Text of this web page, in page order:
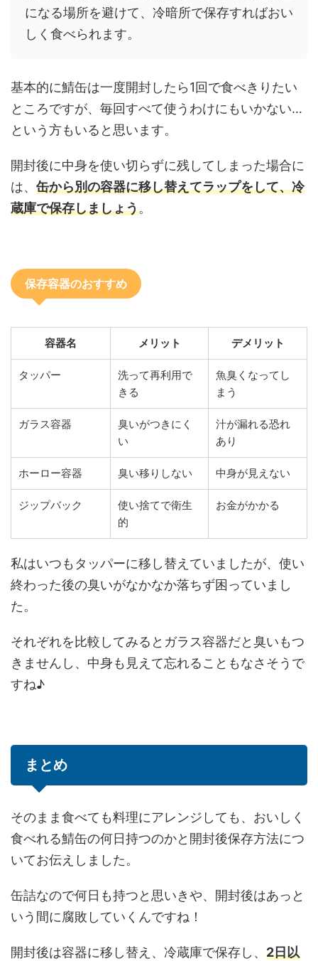
になる場所を避けて、冷暗所で保存すればおい
しく食べられます。
基本的に鯖缶は一度開封したら1回で食べきりたい
ところですが、毎回すべて使うわけにもいかない…
という方もいると思います。
開封後に中身を使い切らずに残してしまった場合に
は、 缶から別の容器に移し替えてラップをして、冷
蔵庫で保存しましょう。
保存容器のおすすめ
容器名 メリット デメリット
タッパー
洗って再利用で
きる
魚臭くなってし
まう
ガラス容器
臭いがつきにく
い
汁が漏れる恐れ
あり
ホーロー容器 臭い移りしない 中身が見えない
ジップバック
使い捨てで衛生
的
お金がかかる
私はいつもタッパーに移し替えていましたが、使い
終わった後の臭いがなかなか落ちず困っていまし
た。
それぞれを比較してみるとガラス容器だと臭いもつ
きませんし、中身も見えて忘れることもなさそうで
すね♪
まとめ
そのまま食べても料理にアレンジしても、おいしく
食べれる鯖缶の何日持つのかと開封後保存方法につ
いてお伝えしました。
缶詰なので何日も持つと思いきや、開封後はあっと
いう間に腐敗していくんですね！
開封後は容器に移し替え、冷蔵庫で保存し、 2日以